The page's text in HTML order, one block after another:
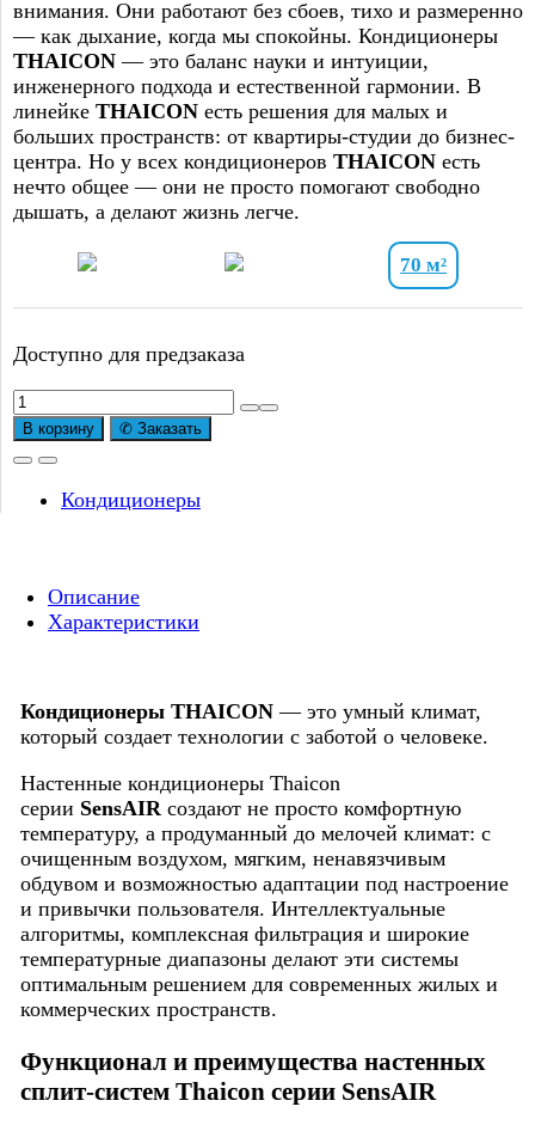
внимания. Они работают без сбоев, тихо и размеренно
— как дыхание, когда мы спокойны. Кондиционеры
THAICON — это баланс науки и интуиции,
инженерного подхода и естественной гармонии. В
линейке THAICON есть решения для малых и
больших пространств: от квартиры-студии до бизнес-
центра. Но у всех кондиционеров THAICON есть
нечто общее — они не просто помогают свободно
дышать, а делают жизнь легче.
70 м²
Доступно для предзаказа
Количество
товара
THAICON
FR/TL-
ROS70-
В корзину ✆ Заказать
Кондиционеры
Описание
Характеристики
Кондиционеры THAICON — это умный климат,
который создает технологии с заботой о человеке.
Настенные кондиционеры Thaicon
серии SensAIRсоздают не просто комфортную
температуру, а продуманный до мелочей климат: с
очищенным воздухом, мягким, ненавязчивым
обдувом и возможностью адаптации под настроение
и привычки пользователя. Интеллектуальные
алгоритмы, комплексная фильтрация и широкие
температурные диапазоны делают эти системы
оптимальным решением для современных жилых и
коммерческих пространств.
Функционал и преимущества настенных
сплит-систем Thaicon серии SensAIR